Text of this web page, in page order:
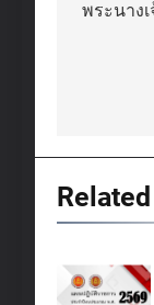
พระนาง